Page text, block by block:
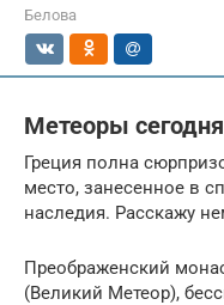
Белова
Метеоры сегодня
Греция полна
место, занесенное в
наследия. Расскажу
Преображенский
(Великий Метеор),